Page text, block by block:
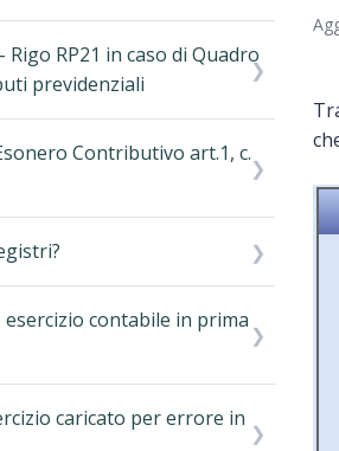
Rigo RP21 in caso di Quadro
previdenziali
Contributivo art.1, c.
contabile in prima
caricato per errore in